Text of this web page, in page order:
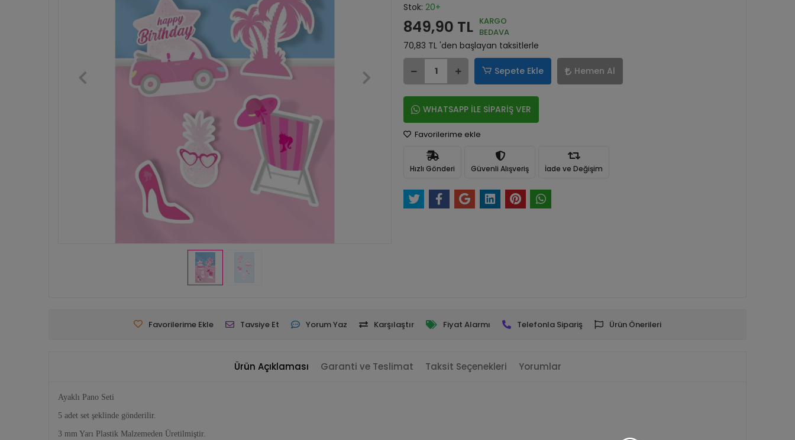
Stok: 20+
849,90 TL KARGO
BEDAVA
70,83 TL 'den başlayan taksitlerle
Sepete Ekle Hemen Al
WHATSAPP İLE SİPARİŞ VER
Favorilerime ekle
Hızlı Gönderi Güvenli Alışveriş İade ve Değişim
Favorilerime Ekle Tavsiye Et Yorum Yaz Karşılaştır Fiyat Alarmı Telefonla Sipariş Ürün Önerileri
Ürün Açıklaması Garanti ve Teslimat Taksit Seçenekleri Yorumlar
Ayaklı Pano Seti
5 adet set şeklinde gönderilir.
3 mm Yarı Plastik Malzemeden Üretilmiştir.